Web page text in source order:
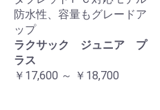
防水性、容量もグレードア
ップ
ラクサック ジュニア プ
ラス
￥17,600 ～ ￥18,700